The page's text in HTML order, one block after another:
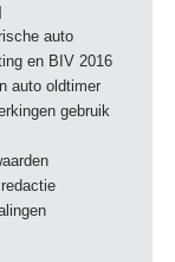
auto
en BIV 2016
auto oldtimer
gebruik